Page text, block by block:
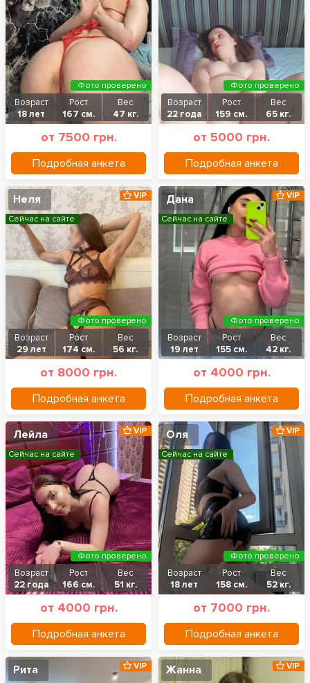
Возраст
18 лет
Рост
167 см.
Вес
47 кг.
от 7500 грн.
Подробная анкета
Фото проверено
Возраст
22 года
Рост
159 см.
Вес
65 кг.
от 5000 грн.
Подробная анкета
Фото проверено
Неля
Возраст
29 лет
Рост
174 см.
Вес
56 кг.
от 8000 грн.
Подробная анкета
VIP
Сейчас на сайте
Фото проверено
Дана
Возраст
19 лет
Рост
155 см.
Вес
42 кг.
от 4000 грн.
Подробная анкета
VIP
Сейчас на сайте
Фото проверено
Лейла
Возраст
22 года
Рост
166 см.
Вес
51 кг.
от 4000 грн.
Подробная анкета
VIP
Сейчас на сайте
Фото проверено
Оля
Возраст
18 лет
Рост
158 см.
Вес
52 кг.
от 7000 грн.
Подробная анкета
VIP
Сейчас на сайте
Фото проверено
Рита VIP Жанна VIP